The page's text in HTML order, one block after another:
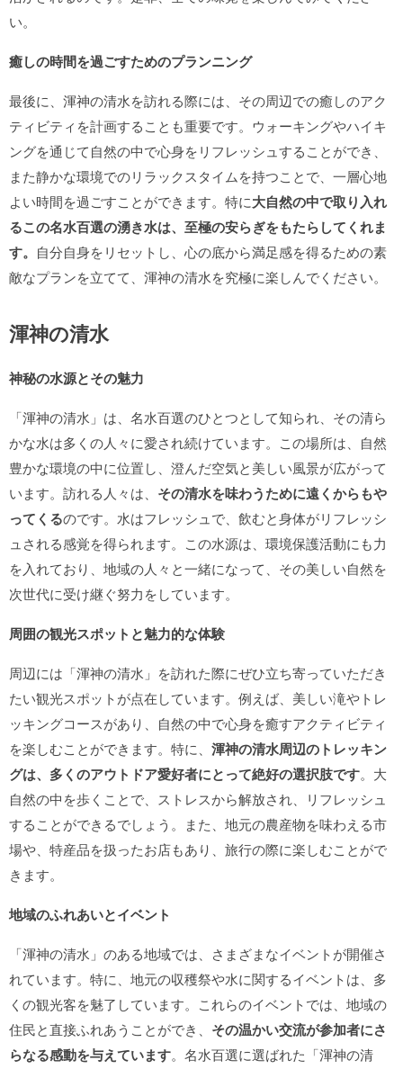
い。
癒しの時間を過ごすためのプランニング
最後に、渾神の清水を訪れる際には、その周辺での癒しのアク
ティビティを計画することも重要です。ウォーキングやハイキ
ングを通じて自然の中で心身をリフレッシュすることができ、
また静かな環境でのリラックスタイムを持つことで、一層心地
よい時間を過ごすことができます。特に大自然の中で取り入れ
るこの名水百選の湧き水は、至極の安らぎをもたらしてくれま
す。 自分自身をリセットし、心の底から満足感を得るための素
敵なプランを立てて、渾神の清水を究極に楽しんでください。
渾神の清水
神秘の水源とその魅力
「渾神の清水」は、名水百選のひとつとして知られ、その清ら
かな水は多くの人々に愛され続けています。この場所は、自然
豊かな環境の中に位置し、澄んだ空気と美しい風景が広がって
います。訪れる人々は、 その清水を味わうために遠くからもや
ってくるのです。水はフレッシュで、飲むと身体がリフレッシ
ュされる感覚を得られます。この水源は、環境保護活動にも力
を入れており、地域の人々と一緒になって、その美しい自然を
次世代に受け継ぐ努力をしています。
周囲の観光スポットと魅力的な体験
周辺には「渾神の清水」を訪れた際にぜひ立ち寄っていただき
たい観光スポットが点在しています。例えば、美しい滝やトレ
ッキングコースがあり、自然の中で心身を癒すアクティビティ
を楽しむことができます。特に、 渾神の清水周辺のトレッキン
グは、多くのアウトドア愛好者にとって絶好の選択肢です。大
自然の中を歩くことで、ストレスから解放され、リフレッシュ
することができるでしょう。また、地元の農産物を味わえる市
場や、特産品を扱ったお店もあり、旅行の際に楽しむことがで
きます。
地域のふれあいとイベント
「渾神の清水」のある地域では、さまざまなイベントが開催さ
れています。特に、地元の収穫祭や水に関するイベントは、多
くの観光客を魅了しています。これらのイベントでは、地域の
住民と直接ふれあうことができ、 その温かい交流が参加者にさ
らなる感動を与えています。名水百選に選ばれた「渾神の清